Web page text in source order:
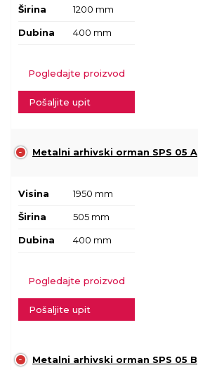
Širina 1200 mm
Dubina 400 mm
Pogledajte proizvod
Pošaljite upit
Metalni arhivski orman SPS 05 A
Visina 1950 mm
Širina 505 mm
Dubina 400 mm
Pogledajte proizvod
Pošaljite upit
Metalni arhivski orman SPS 05 B